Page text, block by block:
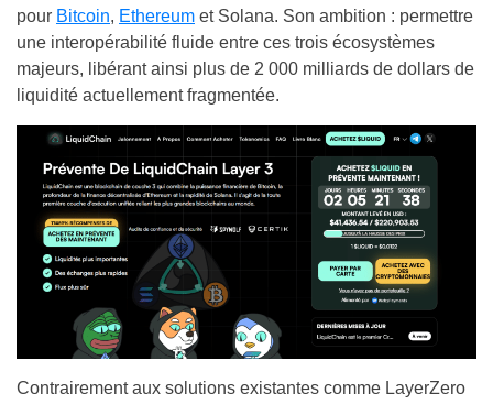
pour Bitcoin, Ethereum et Solana. Son ambition : permettre
une interopérabilité fluide entre ces trois écosystèmes
majeurs, libérant ainsi plus de 2 000 milliards de dollars de
liquidité actuellement fragmentée.
Contrairement aux solutions existantes comme LayerZero